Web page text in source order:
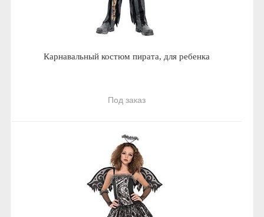
Карнавальный костюм пирата, для ребенка
Под заказ